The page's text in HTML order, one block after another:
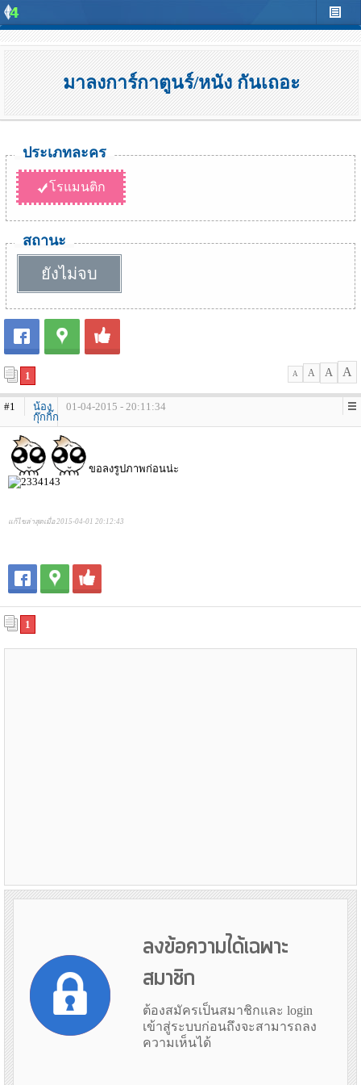
มาลงการ์กาตูนร์/หนัง กันเถอะ
ประเภทละคร
โรแมนติก
สถานะ
ยังไม่จบ
1 A A A A
#1
น้อง
กุ๊กกิ๊ก
01-04-2015 - 20:11:34
ขอลงรูปภาพก่อนน่ะ
แก้ไขล่าสุดเมื่อ 2015-04-01 20:12:43
1
ลงข้อความได้เฉพาะ
สมาชิก
ต้องสมัครเป็นสมาชิกและ login
เข้าสู่ระบบก่อนถึงจะสามารถลง
ความเห็นได้